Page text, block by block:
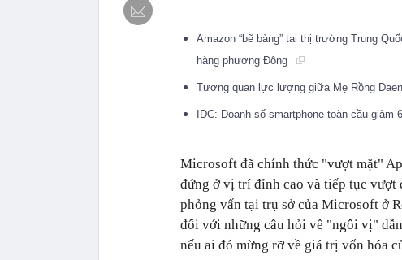
Amazon “bẽ bàng” tại thị trường Trung
hàng phương Đông
Tương quan lực lượng giữa Mẹ Rồng
IDC: Doanh số smartphone toàn cầu
Microsoft đã chính thức "vượt mặt"
đứng ở vị trí đỉnh cao và tiếp tục vượt
phỏng vấn tại trụ sở của Microsoft ở
đối với những câu hỏi về "ngôi vị"
nếu ai đó mừng rỡ về giá trị vốn hóa